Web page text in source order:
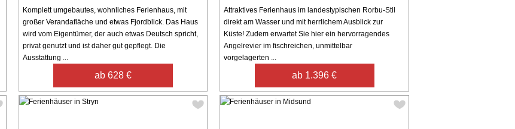
Komplett umgebautes, wohnliches Ferienhaus, mit
großer Verandafläche und etwas Fjordblick. Das Haus
wird vom Eigentümer, der auch etwas Deutsch spricht,
privat genutzt und ist daher gut gepflegt. Die
Ausstattung ...
ab 628 €
Attraktives Ferienhaus im landestypischen Rorbu-Stil
direkt am Wasser und mit herrlichem Ausblick zur
Küste! Zudem erwartet Sie hier ein hervorragendes
Angelrevier im fischreichen, unmittelbar
vorgelagerten ...
ab 1.396 €